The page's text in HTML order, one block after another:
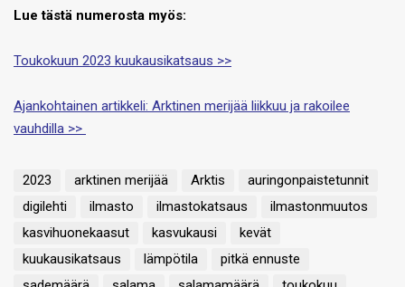
Lue tästä numerosta myös:
Toukokuun 2023 kuukausikatsaus >>
Ajankohtainen artikkeli: Arktinen merijää liikkuu ja rakoilee
vauhdilla >>
2023 arktinen merijää Arktis
auringonpaistetunnit
digilehti
ilmasto ilmastokatsaus
ilmastonmuutos
kasvihuonekaasut
kasvukausi
kevät
kuukausikatsaus
lämpötila
pitkä ennuste